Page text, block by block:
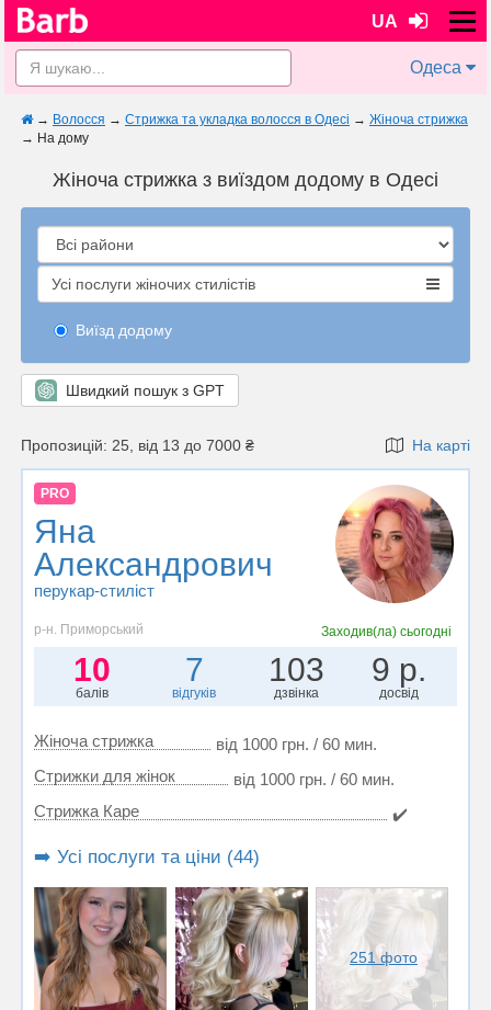
UA
Одеса
→ Волосся → Стрижка та укладка волосся в Одесі → Жіноча стрижка
→ На дому
Жіноча стрижка з виїздом додому в Одесі
Усі послуги жіночих стилістів
Виїзд додому
Швидкий пошук з GPT
Пропозицій: 25, від 13 до 7000 ₴ На карті
PRO
Яна
Александрович
перукар-стиліст
р-н. Приморський Заходив(ла)сьогодні
10
балів
7
відгуків
103
дзвінка
9 р.
досвід
Жіноча стрижка
від 1000 грн. / 60 мин.
Стрижки для жінок
від 1000 грн. / 60 мин.
Стрижка Каре
✔️
➡️ Усі послуги та ціни (44)
251 фото